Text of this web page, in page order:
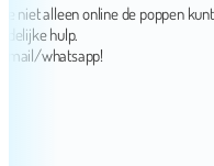
alleen online de poppen kunt
hulp.
whatsapp!